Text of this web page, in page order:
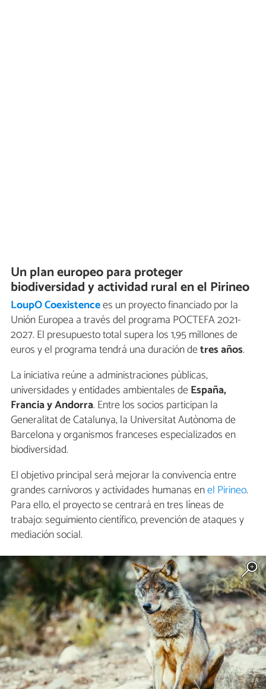
Un plan europeo para proteger
biodiversidad y actividad rural en el Pirineo
LoupO Coexistencees un proyecto financiado por la
Unión Europea a través del programa POCTEFA 2021-
2027. El presupuesto total supera los 1,95 millones de
euros y el programa tendrá una duración detres años.
La iniciativa reúne a administraciones públicas,
universidades y entidades ambientales deEspaña,
Francia y Andorra. Entre los socios participan la
Generalitat de Catalunya, la Universitat Autònoma de
Barcelona y organismos franceses especializados en
biodiversidad.
El objetivo principal será mejorar la convivencia entre
grandes carnívoros y actividades humanas enel Pirineo.
Para ello, el proyecto se centrará en tres líneas de
trabajo: seguimiento científico, prevención de ataques y
mediación social.